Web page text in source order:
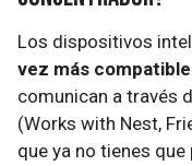
Los dispositivos
vez más
comunican a través
(Works with Nest,
que ya no tienes